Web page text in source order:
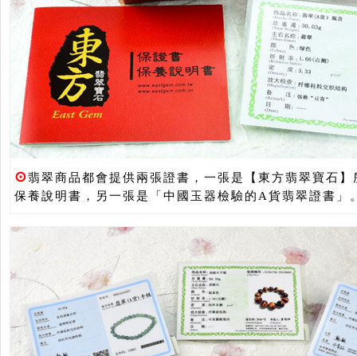
⊙翡翠商品都會提供兩張證書，一張是【東方翡翠寶石
保養說明書，另一張是「中國玉器檢驗的A貨翡翠證書」